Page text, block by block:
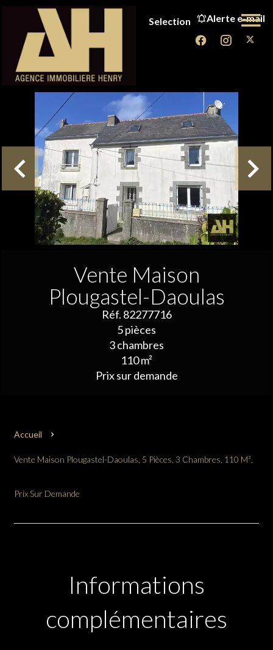
Selection Alerte e-mail
Vente Maison
Plougastel-Daoulas
Réf. 82277716
5 pièces
3 chambres
110 m²
Prix sur demande
Accueil
Vente Maison Plougastel-Daoulas, 5 Pièces, 3 Chambres, 110 M²,
Prix Sur Demande
Informations
complémentaires